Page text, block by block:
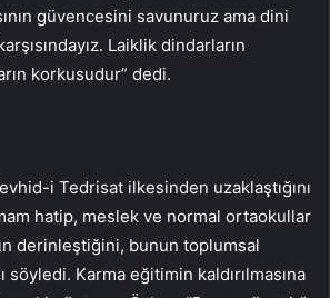
güvencesini savunuruz ama dini
Laiklik dindarların
korkusudur” dedi.
i Tedrisat ilkesinden uzaklaştığını
hatip, meslek ve normal ortaokullar
derinleştiğini, bunun toplumsal
söyledi. Karma eğitimin kaldırılmasına